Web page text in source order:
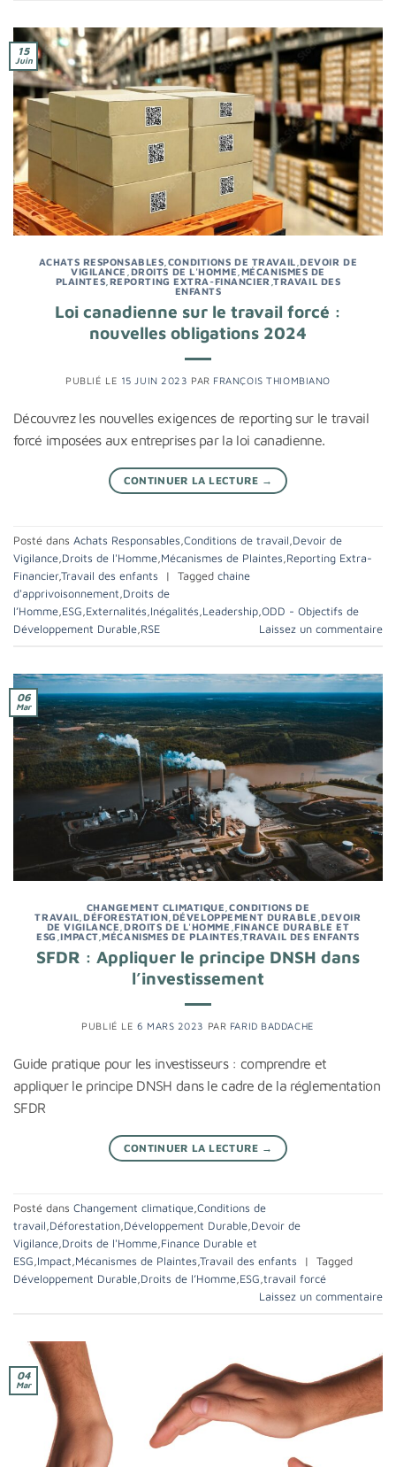
15
Juin
ACHATS RESPONSABLES CONDITIONS DE TRAVAIL ,DEVOIR DE
VIGILANCE DROITS DE L'HOMME MÉCANISMES DE
PLAINTES REPORTING EXTRA-FINANCIER ,TRAVAIL DES
ENFANTS
Loi canadienne sur le travail forcé :
nouvelles obligations 2024
PUBLIÉ LE 15 JUIN 2023 PAR FRANÇOIS THIOMBIANO
Découvrez les nouvelles exigences de reporting sur le travail
forcé imposées aux entreprises par la loi canadienne.
CONTINUER LA LECTURE →
Posté dans Achats Responsables,Conditions de travail,Devoir de
Vigilance,Droits de l'Homme,Mécanismes de Plaintes,Reporting Extra-
Financier,Travail des enfants | Tagged chaine
d'apprivoisonnement,Droits de
l’Homme,ESG,Externalités,Inégalités,Leadership,ODD - Objectifs de
Développement Durable,RSE Laissez un commentaire
06
Mar
CHANGEMENT CLIMATIQUE ,CONDITIONS DE
TRAVAIL DÉFORESTATION DÉVELOPPEMENT DURABLE ,DEVOIR
DE VIGILANCE ,DROITS DE L'HOMME ,FINANCE DURABLE ET
ESG ,IMPACT,MÉCANISMES DE PLAINTES ,TRAVAIL DES ENFANTS
SFDR : Appliquer le principe DNSH dans
l’investissement
PUBLIÉ LE 6 MARS 2023 PAR FARID BADDACHE
Guide pratique pour les investisseurs : comprendre et
appliquer le principe DNSH dans le cadre de la réglementation
SFDR
CONTINUER LA LECTURE →
Posté dans Changement climatique,Conditions de
travail,Déforestation,Développement Durable,Devoir de
Vigilance,Droits de l'Homme,Finance Durable et
ESG,Impact,Mécanismes de Plaintes,Travail des enfants |
Tagged
Développement Durable,Droits de l’Homme,ESG,travail forcé
Laissez un commentaire
04
Mar